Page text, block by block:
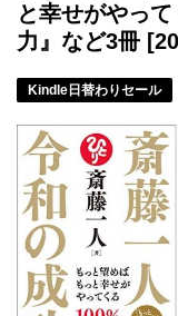
と幸せがやっ
力』など3冊
Kindle日替わりセール